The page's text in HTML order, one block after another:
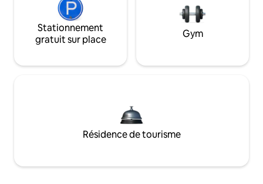
Stationnement
gratuit sur place
Gym
Résidence de tourisme